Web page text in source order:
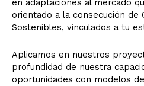
orientado a la consecución de
Sostenibles, vinculados a tu
Aplicamos en nuestros
profundidad de nuestra
oportunidades con modelos